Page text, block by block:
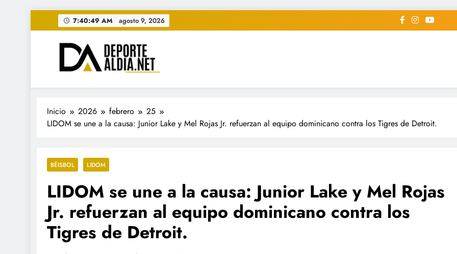
al
contenido
7:40:50 AM agosto 9, 2026
• DEPORTE AL DIA • "Periodico Deportivo Digital"
www.deportealdia.net #deportealdia #deportealdiard #deportealdiaperiodico
Inicio 2026 febrero
25
LIDOM se une a la causa: Junior Lake y Mel Rojas Jr. refuerzan al equipo dominicano contra los Tigres de Detroit.
BÉISBOL LIDOM
LIDOM se une a la causa: Junior Lake y Mel Rojas
Jr. refuerzan al equipo dominicano contra los
Tigres de Detroit.